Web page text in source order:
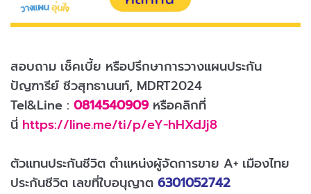
สอบถาม เช็คเบี้ย หรือปรึกษาการวางแผนประกัน
ปัญฑารีย์ ชีวสุทธานนท์, MDRT2024
Tel&Line : 0814540909 หรือคลิกที่
นี่ https://line.me/ti/p/eY-hHXdJj8
ตัวแทนประกันชีวิต ตำแหน่งผู้จัดการขาย A+ เมืองไทย
ประกันชีวิต เลขที่ใบอนุญาต 6301052742